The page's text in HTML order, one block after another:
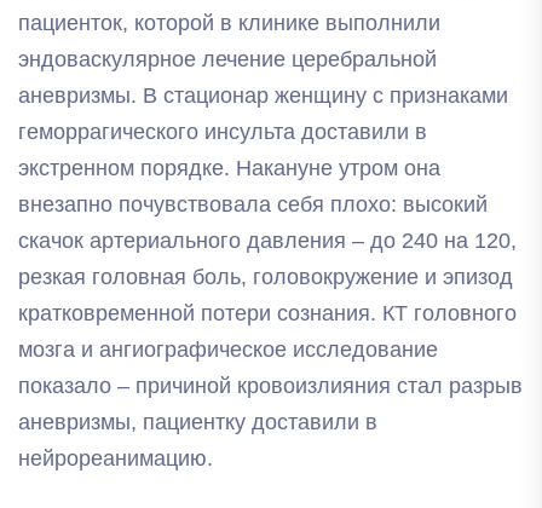
пациенток, которой в клинике выполнили
эндоваскулярное лечение церебральной
аневризмы. В стационар женщину с признаками
геморрагического инсульта доставили в
экстренном порядке. Накануне утром она
внезапно почувствовала себя плохо: высокий
скачок артериального давления – до 240 на 120,
резкая головная боль, головокружение и эпизод
кратковременной потери сознания. КТ головного
мозга и ангиографическое исследование
показало – причиной кровоизлияния стал разрыв
аневризмы, пациентку доставили в
нейрореанимацию.